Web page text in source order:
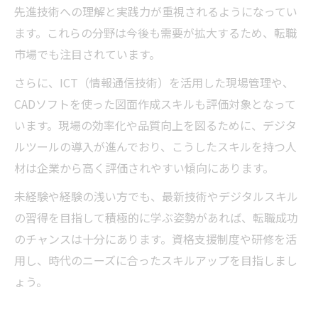
先進技術への理解と実践力が重視されるようになってい
ます。これらの分野は今後も需要が拡大するため、転職
市場でも注目されています。
さらに、ICT（情報通信技術）を活用した現場管理や、
CADソフトを使った図面作成スキルも評価対象となって
います。現場の効率化や品質向上を図るために、デジタ
ルツールの導入が進んでおり、こうしたスキルを持つ人
材は企業から高く評価されやすい傾向にあります。
未経験や経験の浅い方でも、最新技術やデジタルスキル
の習得を目指して積極的に学ぶ姿勢があれば、転職成功
のチャンスは十分にあります。資格支援制度や研修を活
用し、時代のニーズに合ったスキルアップを目指しまし
ょう。